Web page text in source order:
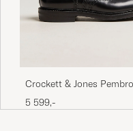
Crockett & Jones
Black Calf
5 599,-